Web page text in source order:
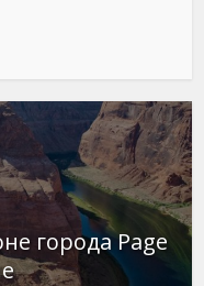
города Page